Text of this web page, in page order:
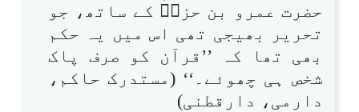
حضرت عمرو بن حزمؓ کے ساتھ، جو
تحریر بھیجی تھی اس میں یہ حکم
بھی تھا کہ ’’قرآن کو صرف پاک
شخص ہی چھوئے۔‘‘ (مستدرک حاکم،
دارمی، دارقطنی)